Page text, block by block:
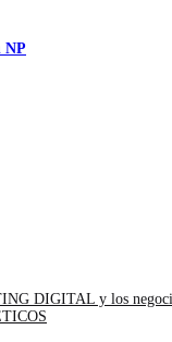
NP
DIGITAL y los